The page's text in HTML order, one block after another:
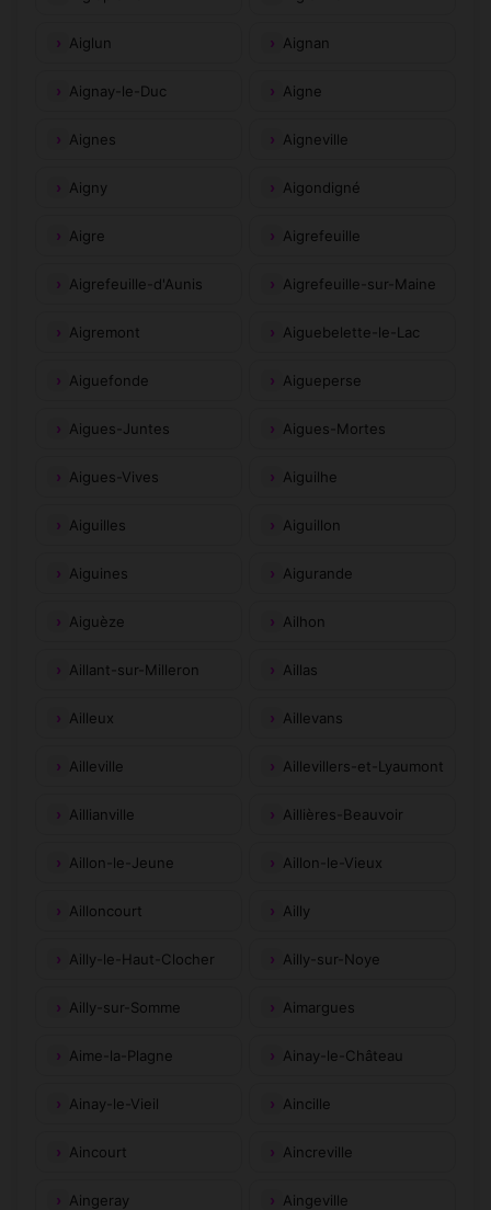
Aiglun Aignan
Aignay-le-Duc Aigne
Aignes Aigneville
Aigny Aigondigné
Aigre Aigrefeuille
Aigrefeuille-d'Aunis Aigrefeuille-sur-Maine
Aigremont Aiguebelette-le-Lac
Aiguefonde Aigueperse
Aigues-Juntes Aigues-Mortes
Aigues-Vives Aiguilhe
Aiguilles Aiguillon
Aiguines Aigurande
Aiguèze Ailhon
Aillant-sur-Milleron Aillas
Ailleux Aillevans
Ailleville Aillevillers-et-Lyaumont
Aillianville Aillières-Beauvoir
Aillon-le-Jeune Aillon-le-Vieux
Ailloncourt Ailly
Ailly-le-Haut-Clocher Ailly-sur-Noye
Ailly-sur-Somme Aimargues
Aime-la-Plagne Ainay-le-Château
Ainay-le-Vieil Aincille
Aincourt Aincreville
Aingeray Aingeville